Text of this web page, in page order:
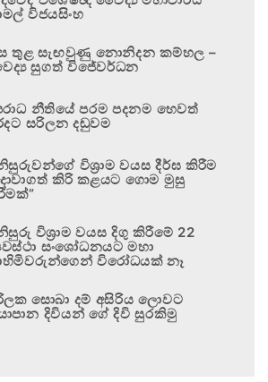
විජයසිංහ
තුළ සැඟවුණු නොනිදන කම්හල –
සුගත් විජේවර්ධන
නීතියේ පරම පදනම හෙවත්
සරිලන දඬුවම
විශ්‍රාම වයස දීර්ඝ කිරීම
කිරි කළයට ගොම මුසු
විශ්‍රාම වයස දිගු කිරීමේ 22
සංශෝධනයට මහා
විරෝධයක් නෑ
සොබා දම් අසිරිය ලොවට
දිවියන් ගේ දිවි සුරකිමු